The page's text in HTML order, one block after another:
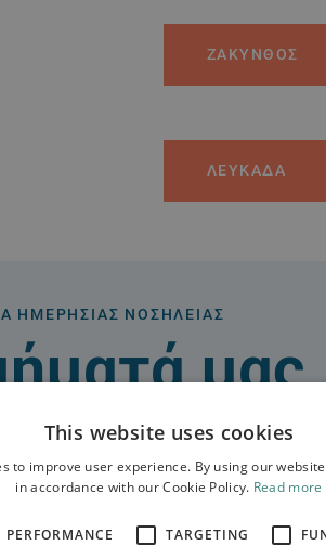
ΖΑΚΥΝΘΟΣ
ΛΕΥΚΑΔΑ
ΗΜΕΡΉΣΙΑΣ ΝΟΣΗΛΕΊΑΣ
μας
This website uses cookies
to improve user experience. By using our
in accordance with our Cookie Policy. Read more
PERFORMANCE TARGETING